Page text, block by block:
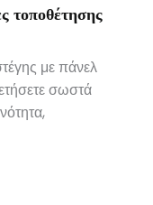
τοποθέτησης
με πάνελ
σωστά